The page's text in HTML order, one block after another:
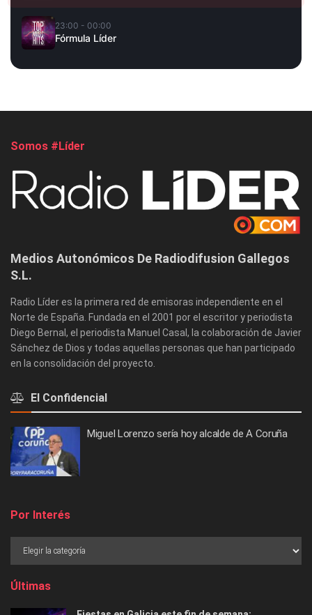
23:00 - 00:00
Fórmula Líder
Somos #Líder
Medios Autonómicos De Radiodifusion Gallegos
S.L.
Radio Líder es la primera red de emisoras independiente en el
Norte de España. Fundada en el 2001 por el escritor y periodista
Diego Bernal, el periodista Manuel Casal, la colaboración de Javier
Sánchez de Dios y todas aquellas personas que han participado
en la consolidación del proyecto.
El Confidencial
Miguel Lorenzo sería hoy alcalde de A Coruña
Por Interés
Últimas